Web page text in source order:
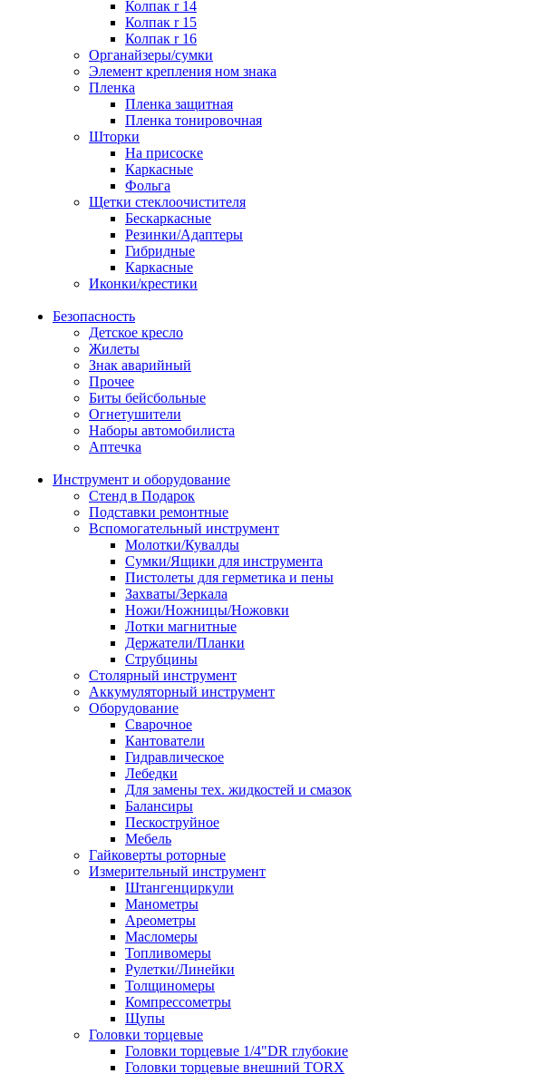
Колпак r 14
Колпак r 15
Колпак r 16
Органайзеры/сумки
Элемент крепления ном знака
Пленка
Пленка защитная
Пленка тонировочная
Шторки
На присоске
Каркасные
Фольга
Щетки стеклоочистителя
Бескаркасные
Резинки/Адаптеры
Гибридные
Каркасные
Иконки/крестики
Безопасность
Детское кресло
Жилеты
Знак аварийный
Прочее
Биты бейсбольные
Огнетушители
Наборы автомобилиста
Аптечка
Инструмент и оборудование
Стенд в Подарок
Подставки ремонтные
Вспомогательный инструмент
Молотки/Кувалды
Сумки/Ящики для инструмента
Пистолеты для герметика и пены
Захваты/Зеркала
Ножи/Ножницы/Ножовки
Лотки магнитные
Держатели/Планки
Струбцины
Столярный инструмент
Аккумуляторный инструмент
Оборудование
Сварочное
Кантователи
Гидравлическое
Лебедки
Для замены тех. жидкостей и смазок
Балансиры
Пескоструйное
Мебель
Гайковерты роторные
Измерительный инструмент
Штангенциркули
Манометры
Ареометры
Масломеры
Топливомеры
Рулетки/Линейки
Толщиномеры
Компрессометры
Щупы
Головки торцевые
Головки торцевые 1/4"DR глубокие
Головки торцевые внешний TORX